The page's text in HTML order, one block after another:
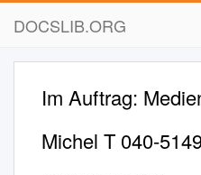
DOCSLIB.ORG
Im Auftrag:
Michel T 040-